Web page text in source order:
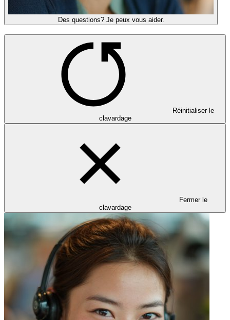
Des questions? Je peux vous aider.
Réinitialiser le
clavardage
Fermer le
clavardage